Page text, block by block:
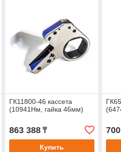
ГК11800-46 кассета
(10941Нм, гайка 46мм)
863 388₸
Купить